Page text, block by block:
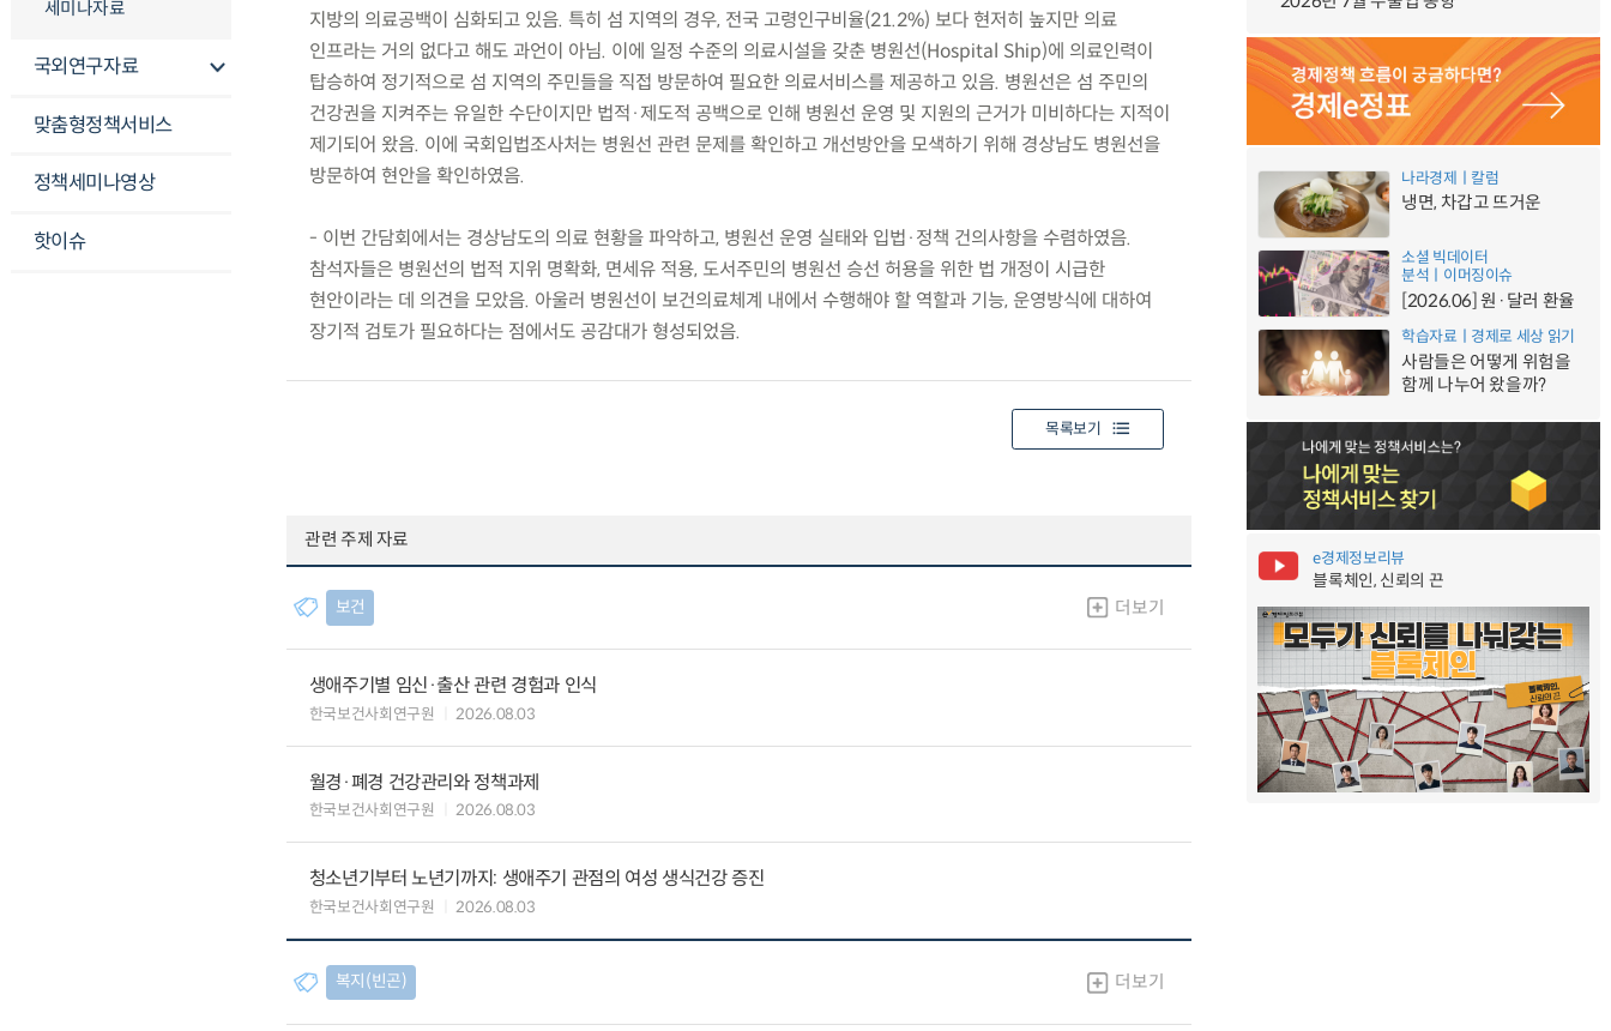
세미나자료
국외연구자료
맞춤형정책서비스
정책세미나영상
핫이슈
지방의 의료공백이 심화되고 있음. 특히 섬 지역의 경우, 전국 고령인구비율(21.2%) 보다 현저히 높지만 의료
인프라는 거의 없다고 해도 과언이 아님. 이에 일정 수준의 의료시설을 갖춘 병원선(Hospital Ship)에 의료인력이
탑승하여 정기적으로 섬 지역의 주민들을 직접 방문하여 필요한 의료서비스를 제공하고 있음. 병원선은 섬 주민의
건강권을 지켜주는 유일한 수단이지만 법적·제도적 공백으로 인해 병원선 운영 및 지원의 근거가 미비하다는 지적이
제기되어 왔음. 이에 국회입법조사처는 병원선 관련 문제를 확인하고 개선방안을 모색하기 위해 경상남도 병원선을
방문하여 현안을 확인하였음.
- 이번 간담회에서는 경상남도의 의료 현황을 파악하고, 병원선 운영 실태와 입법·정책 건의사항을 수렴하였음.
참석자들은 병원선의 법적 지위 명확화, 면세유 적용, 도서주민의 병원선 승선 허용을 위한 법 개정이 시급한
현안이라는 데 의견을 모았음. 아울러 병원선이 보건의료체계 내에서 수행해야 할 역할과 기능, 운영방식에 대하여
장기적 검토가 필요하다는 점에서도 공감대가 형성되었음.
목록보기
관련 주제 자료
보건 더보기
생애주기별 임신·출산 관련 경험과 인식
한국보건사회연구원 2026.08.03
월경·폐경 건강관리와 정책과제
한국보건사회연구원 2026.08.03
청소년기부터 노년기까지: 생애주기 관점의 여성 생식건강 증진
한국보건사회연구원 2026.08.03
복지(빈곤) 더보기
나라경제ㅣ칼럼
냉면, 차갑고 뜨거운
소셜 빅데이터
분석ㅣ이머징이슈
[2026.06] 원·달러 환율
학습자료ㅣ경제로 세상 읽기
사람들은 어떻게 위험을
함께 나누어 왔을까?
e경제정보리뷰
블록체인, 신뢰의 끈